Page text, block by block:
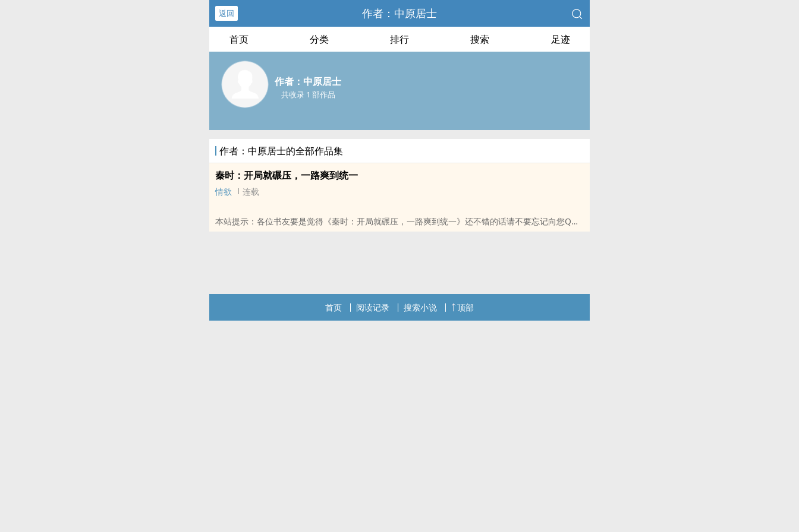
返回 作者：中原居士
首页 分类 排行 搜索 足迹
作者：中原居士
共收录 1 部作品
作者：中原居士的全部作品集
秦时：开局就碾压，一路爽到统一
情欲 连载
本站提示：各位书友要是觉得《秦时：开局就碾压，一路爽到统一》还不错的话请不要忘记向您QQ
首页 阅读记录 搜索小说 顶部